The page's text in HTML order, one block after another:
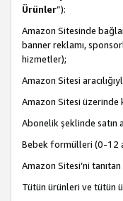
Ürünler”):
Amazon Sitesinde
banner reklamı,
hizmetler);
Amazon Sitesi
Amazon Sitesi üzerinde
Abonelik şeklinde
Bebek formülleri (0-12
Amazon Sitesi’ni
Tütün ürünleri ve tütün